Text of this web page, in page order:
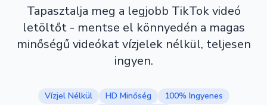
Tapasztalja meg a legjobb TikTok videó
letöltőt - mentse el könnyedén a magas
minőségű videókat vízjelek nélkül, teljesen
ingyen.
Vízjel Nélkül HD Minőség
100% Ingyenes